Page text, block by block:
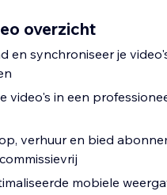
overzicht
en synchroniseer je
video's in een
verhuur en bied
mobiele